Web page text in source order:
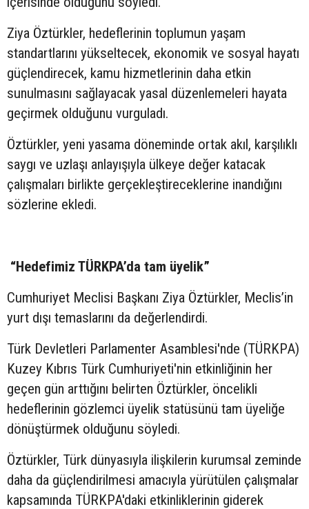
Ziya Öztürkler, hedeflerinin toplumun yaşam
standartlarını yükseltecek, ekonomik ve sosyal hayatı
güçlendirecek, kamu hizmetlerinin daha etkin
sunulmasını sağlayacak yasal düzenlemeleri hayata
geçirmek olduğunu vurguladı.
Öztürkler, yeni yasama döneminde ortak akıl, karşılıklı
saygı ve uzlaşı anlayışıyla ülkeye değer katacak
çalışmaları birlikte gerçekleştireceklerine inandığını
sözlerine ekledi.
“Hedefimiz TÜRKPA’da tam üyelik”
Cumhuriyet Meclisi Başkanı Ziya Öztürkler, Meclis’in
yurt dışı temaslarını da değerlendirdi.
Türk Devletleri Parlamenter Asamblesi'nde (TÜRKPA)
Kuzey Kıbrıs Türk Cumhuriyeti'nin etkinliğinin her
geçen gün arttığını belirten Öztürkler, öncelikli
hedeflerinin gözlemci üyelik statüsünü tam üyeliğe
dönüştürmek olduğunu söyledi.
Öztürkler, Türk dünyasıyla ilişkilerin kurumsal zeminde
daha da güçlendirilmesi amacıyla yürütülen çalışmalar
kapsamında TÜRKPA'daki etkinliklerinin giderek